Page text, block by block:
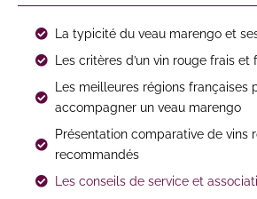
La typicité du veau marengo et
Les critères d’un vin rouge frais et
Les meilleures régions françaises
accompagner un veau marengo
Présentation comparative de vins
recommandés
Les conseils de service et